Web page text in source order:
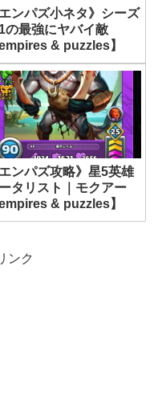
エンパズ小ネタ》シーズ
の最強にヤバイ敵
empires & puzzles】
エンパズ攻略》星5英雄
タリスト｜モクアー
empires & puzzles】
ンク